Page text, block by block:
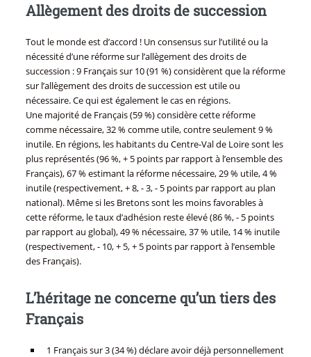
Allègement des droits de succession
Tout le monde est d’accord ! Un consensus sur l’utilité ou la
nécessité d’une réforme sur l’allègement des droits de
succession : 9 Français sur 10 (91 %) considèrent que la réforme
sur l’allègement des droits de succession est utile ou
nécessaire. Ce qui est également le cas en régions.
Une majorité de Français (59 %) considère cette réforme
comme nécessaire, 32 % comme utile, contre seulement 9 %
inutile. En régions, les habitants du Centre-Val de Loire sont les
plus représentés (96 %, + 5 points par rapport à l’ensemble des
Français), 67 % estimant la réforme nécessaire, 29 % utile, 4 %
inutile (respectivement, + 8, - 3, - 5 points par rapport au plan
national). Même si les Bretons sont les moins favorables à
cette réforme, le taux d’adhésion reste élevé (86 %, - 5 points
par rapport au global), 49 % nécessaire, 37 % utile, 14 % inutile
(respectivement, - 10, + 5, + 5 points par rapport à l’ensemble
des Français).
L’héritage ne concerne qu’un tiers des
Français
1 Français sur 3 (34 %) déclare avoir déjà personnellement